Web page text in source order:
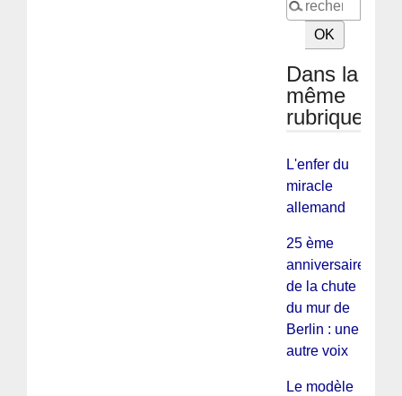
Dans la
même
rubrique
L'enfer du
miracle
allemand
25 ème
anniversaire
de la chute
du mur de
Berlin : une
autre voix
Le modèle